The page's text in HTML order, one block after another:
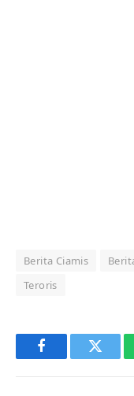
Berita Ciamis
Teroris
Facebook